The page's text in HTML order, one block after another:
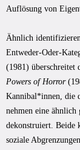
Auflösung von
Ähnlich
Entweder-Oder-
(1981) überschreitet
Powers of Horror
Kannibal*innen, die
nehmen eine ähnlich
dekonstruiert. Beide
soziale